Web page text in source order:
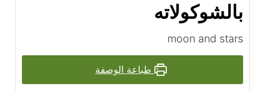
بالشوكولاته
moon and stars
طباعة الوصفة